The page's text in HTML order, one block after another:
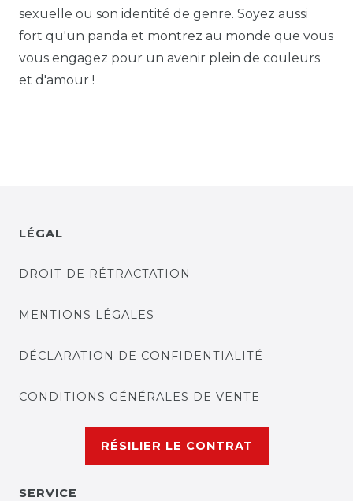
sexuelle ou son identité de genre. Soyez aussi
fort qu'un panda et montrez au monde que vous
vous engagez pour un avenir plein de couleurs
et d'amour !
LÉGAL
DROIT DE RÉTRACTATION
MENTIONS LÉGALES
DÉCLARATION DE CONFIDENTIALITÉ
CONDITIONS GÉNÉRALES DE VENTE
RÉSILIER LE CONTRAT
SERVICE